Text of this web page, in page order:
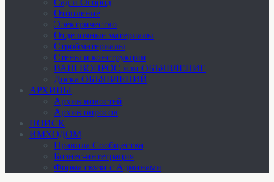
Отопление
Электричество
Отделочные материалы
Стройматериалы
Стены и конструкции
ВАШ ВОПРОС или ОБЪЯВЛЕНИЕ
Доска ОБЪЯВЛЕНИЙ
АРХИВЫ
Архив новостей
Архив опросов
ПОИСК
ИМХОДОМ
Правила Сообщества
Бизнес-интеграция
Форма связи с Админами